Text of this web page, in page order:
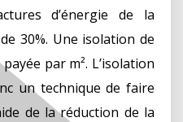
d’énergie de la
30%. Une isolation de
par m². L’isolation
un technique de faire
de la réduction de la